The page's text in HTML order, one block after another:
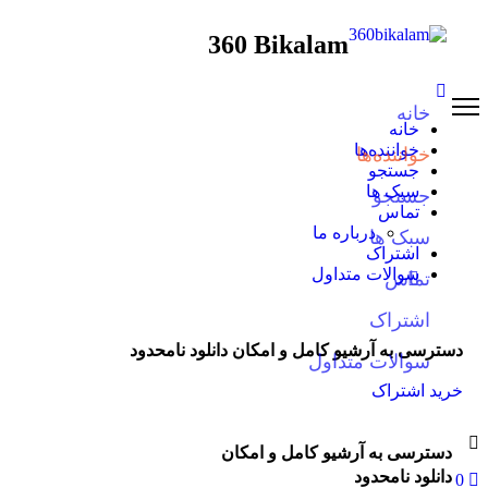
360 Bikalam
خانه
خواننده‌ها
جستجو
سبک ها
تماس
درباره ما
اشتراک
سوالات متداول
دسترسی به آرشیو کامل و امکان دانلود نامحدود
خرید اشتراک
0
خانه
خواننده‌ها
جستجو
سبک ها
تماس
اشتراک
سوالات متداول
دسترسی به آرشیو کامل و امکان
دانلود نامحدود